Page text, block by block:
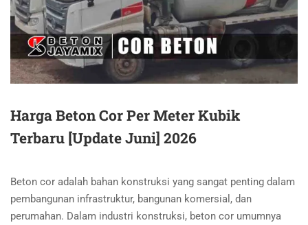
Harga Beton Cor Per Meter Kubik
Terbaru [Update Juni] 2026
Beton cor adalah bahan konstruksi yang sangat penting dalam
pembangunan infrastruktur, bangunan komersial, dan
perumahan. Dalam industri konstruksi, beton cor umumnya